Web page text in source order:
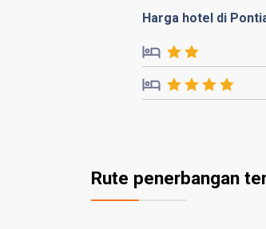
Harga hotel di
Rute penerbangan